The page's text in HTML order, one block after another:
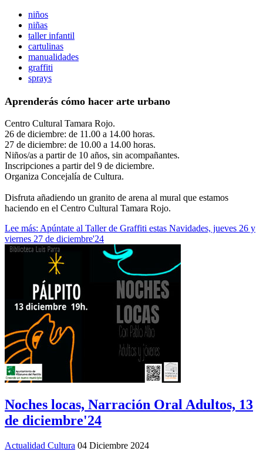
niños
niñas
taller infantil
cartulinas
manualidades
graffiti
sprays
Aprenderás cómo hacer arte urbano
Centro Cultural Tamara Rojo.
26 de diciembre: de 11.00 a 14.00 horas.
27 de diciembre: de 10.00 a 14.00 horas.
Niños/as a partir de 10 años, sin acompañantes.
Inscripciones a partir del 9 de diciembre.
Organiza Concejalía de Cultura.
Disfruta añadiendo un granito de arena al mural que estamos
haciendo en el Centro Cultural Tamara Rojo.
Lee más: Apúntate al Taller de Graffiti estas Navidades, jueves 26 y
viernes 27 de diciembre'24
Noches locas, Narración Oral Adultos, 13
de diciembre'24
Actualidad Cultura 04 Diciembre 2024